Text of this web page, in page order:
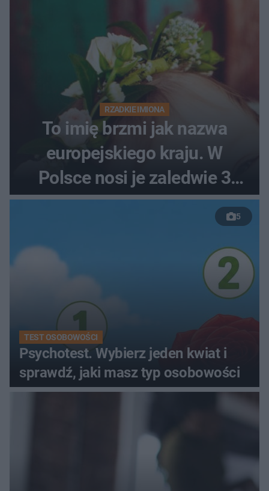
RZADKIE IMIONA
To imię brzmi jak nazwa
europejskiego kraju. W
Polsce nosi je zaledwie 3
kobiety
5
TEST OSOBOWOŚCI
Psychotest. Wybierz jeden kwiat i
sprawdź, jaki masz typ osobowości